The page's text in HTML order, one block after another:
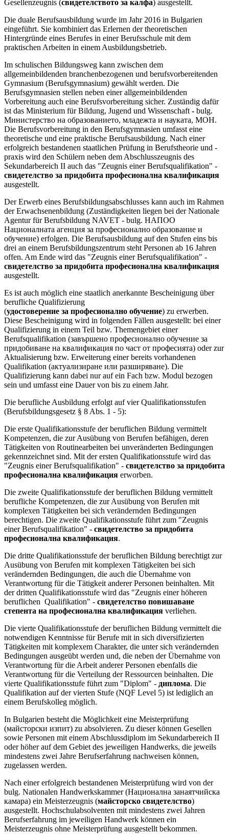
Gesellenzeugnis (свидетелството за калфа) ausgestellt.
Die duale Berufsausbildung wurde im Jahr 2016 in Bulgarien
eingeführt. Sie kombiniert das Erlernen der theoretischen
Hintergründe eines Berufes in einer Berufsschule mit dem
praktischen Arbeiten in einem Ausbildungsbetrieb.
Im schulischen Bildungsweg kann zwischen dem
allgemeinbildenden branchenbezogenen und berufsvorbereitenden
Gymnasium (Berufsgymnasium) gewählt werden. Die
Berufsgymnasien stellen neben einer allgemeinbildenden
Vorbereitung auch eine Berufsvorbereitung sicher. Zuständig dafür
ist das Ministerium für Bildung, Jugend und Wissenschaft - bulg.
Министерство на образованието, младежта и науката, MOH.
Die Berufsvorbereitung in den Berufsgymnasien umfasst eine
theoretische und eine praktische Berufsausbildung. Nach einer
erfolgreich bestandenen staatlichen Prüfung in Berufstheorie und -
praxis wird den Schülern neben dem Abschlusszeugnis des
Sekundarbereich II auch das "Zeugnis einer Berufsqualifikation" -
свидетелство за придобита професионална квалификация
ausgestellt.
Der Erwerb eines Berufsbildungsabschlusses kann auch im Rahmen
der Erwachsenenbildung (Zuständigkeiten liegen bei der Nationale
Agentur für Berufsbildung NAVET - bulg. НАПОО
Националната агенция за професионално образование и
обучение) erfolgen. Die Berufsausbildung auf den Stufen eins bis
drei an einem Berufsbildungszentrum steht Personen ab 16 Jahren
offen. Am Ende wird das "Zeugnis einer Berufsqualifikation" -
свидетелство за придобита професионална квалификация
ausgestellt.
Es ist auch möglich eine staatlich anerkannte Bescheinigung über
berufliche Qualifizierung
(удостоверение за професионално обучение) zu erwerben.
Diese Bescheinigung wird in folgenden Fällen ausgestellt: bei einer
Qualifizierung in einem Teil bzw. Themengebiet einer
Berufsqualifikation (завършено професионално обучение за
придобиване на квалификация по част от професията) oder zur
Aktualisierung bzw. Erweiterung einer bereits vorhandenen
Qualifikation (актуализиране или разширяване). Die
Qualifizierung kann dabei nur auf ein Fach bzw. Modul bezogen
sein und umfasst eine Dauer von bis zu einem Jahr.
Die berufliche Ausbildung erfolgt auf vier Qualifikationsstufen
(Berufsbildungsgesetz § 8 Abs. 1 - 5):
Die erste Qualifikationsstufe der beruflichen Bildung vermittelt
Kompetenzen, die zur Ausübung von Berufen befähigen, deren
Tätigkeiten von Routinearbeiten bei unveränderten Bedingungen
gekennzeichnet sind. Mit der ersten Qualifikationsstufe wird das
"Zeugnis einer Berufsqualifikation" - свидетелство за придобита
професионална квалификация erworben.
Die zweite Qualifikationsstufe der beruflichen Bildung vermittelt
berufliche Kompetenzen, die zur Ausübung von Berufen mit
komplexen Tätigkeiten bei sich verändernden Bedingungen
berechtigen. Die zweite Qualifikationsstufe führt zum "Zeugnis
einer Berufsqualifikation" - свидетелство за придобита
професионална квалификация.
Die dritte Qualifikationsstufe der beruflichen Bildung berechtigt zur
Ausübung von Berufen mit komplexen Tätigkeiten bei sich
verändernden Bedingungen, die auch die Übernahme von
Verantwortung für die Tätigkeit anderer Personen beinhalten. Mit
der dritten Qualifikationsstufe wird das "Zeugnis einer höheren
beruflichen Qualifikation" - свидетелство повишаване
степента на професионална квалификация verliehen.
Die vierte Qualifikationsstufe der beruflichen Bildung vermittelt die
notwendigen Kenntnisse für Berufe mit in sich diversifizierten
Tätigkeiten mit komplexem Charakter, die unter sich verändernden
Bedingungen ausgeübt werden und, die neben der Übernahme von
Verantwortung für die Arbeit anderer Personen ebenfalls die
Verantwortung für die Verteilung der Ressourcen beinhalten. Die
vierte Qualifikationsstufe führt zum "Diplom" - диплома. Die
Qualifikation auf der vierten Stufe (NQF Level 5) ist lediglich an
einem Berufskolleg möglich.
In Bulgarien besteht die Möglichkeit eine Meisterprüfung
(майсторски изпит) zu absolvieren. Zu dieser können Gesellen
sowie Personen mit einem Abschlussdiplom im Sekundarbereich II
oder höher auf dem Gebiet des jeweiligen Handwerks, die jeweils
mindestens zwei Jahre Berufserfahrung nachweisen können,
zugelassen werden.
Nach einer erfolgreich bestandenen Meisterprüfung wird von der
bulg. Nationalen Handwerkskammer (Национална занаятчийска
камара) ein Meisterzeugnis (майсторско свидетелство)
ausgestellt. Hochschulabsolventen mit mindestens zwei Jahren
Berufserfahrung im jeweiligen Handwerk können ein
Meisterzeugnis ohne Meisterprüfung ausgestellt bekommen.